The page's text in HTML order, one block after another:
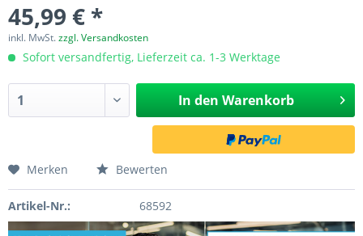
45,99 € *
inkl. MwSt.zzgl. Versandkosten
Sofort versandfertig, Lieferzeit ca. 1-3 Werktage
In den Warenkorb
Merken Bewerten
Artikel-Nr.: 68592